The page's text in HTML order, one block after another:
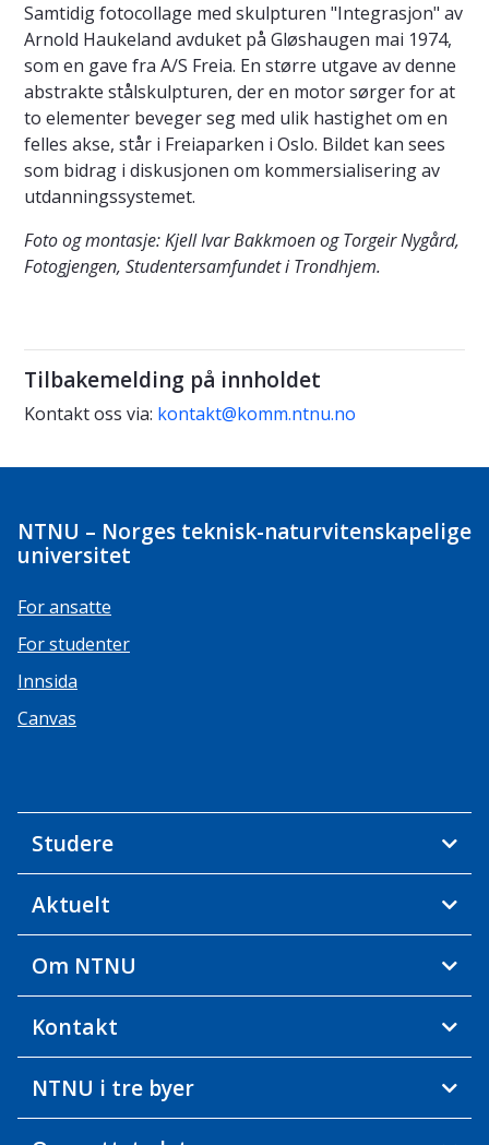
Samtidig fotocollage med skulpturen "Integrasjon" av
Arnold Haukeland avduket på Gløshaugen mai 1974,
som en gave fra A/S Freia. En større utgave av denne
abstrakte stålskulpturen, der en motor sørger for at
to elementer beveger seg med ulik hastighet om en
felles akse, står i Freiaparken i Oslo. Bildet kan sees
som bidrag i diskusjonen om kommersialisering av
utdanningssystemet.
Foto og montasje: Kjell Ivar Bakkmoen og Torgeir Nygård,
Fotogjengen, Studentersamfundet i Trondhjem.
Tilbakemelding på innholdet
Kontakt oss via: kontakt@komm.ntnu.no
NTNU – Norges teknisk-naturvitenskapelige
universitet
For ansatte
For studenter
Innsida
Canvas
Studere
Aktuelt
Om NTNU
Kontakt
NTNU i tre byer